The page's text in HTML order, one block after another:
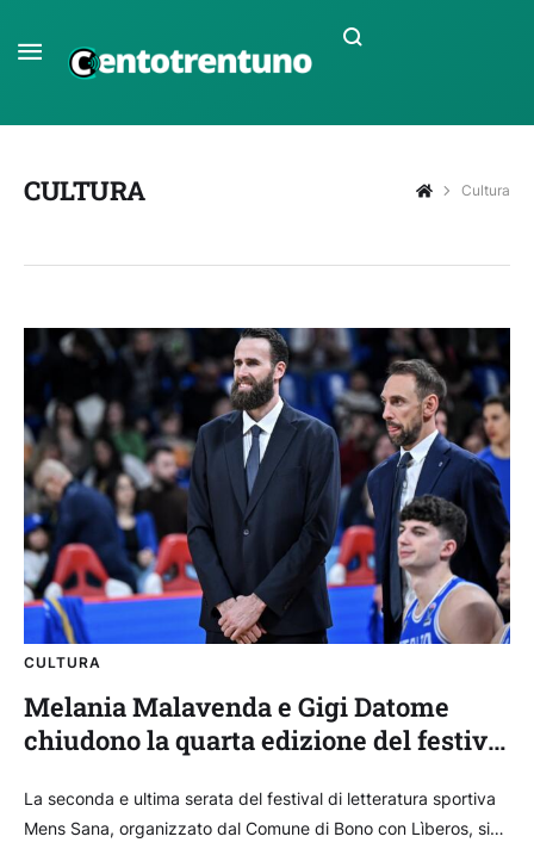
CULTURA Cultura
CULTURA
Melania Malavenda e Gigi Datome
chiudono la quarta edizione del festival
La seconda e ultima serata del festival di letteratura sportiva
Mens Sana, organizzato dal Comune di Bono con Lìberos, si